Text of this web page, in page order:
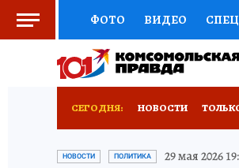
ФОТО ВИДЕО
СОЦПОДДЕРЖКА
СЕГОДНЯ: НОВОСТИ
НОВОРОССИЯ
НОВОСТИ ПОЛИТИКА 29 мая 2026